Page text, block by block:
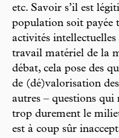
etc. Savoir s’il est
population soit payée
activités intellectuelles
travail matériel de la
débat, cela pose des
de (dé)valorisation
autres – questions qui
trop durement le
est à coup sûr